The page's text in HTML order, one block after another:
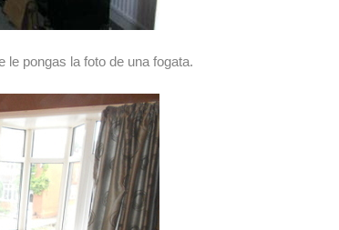
le pongas la foto de una fogata.